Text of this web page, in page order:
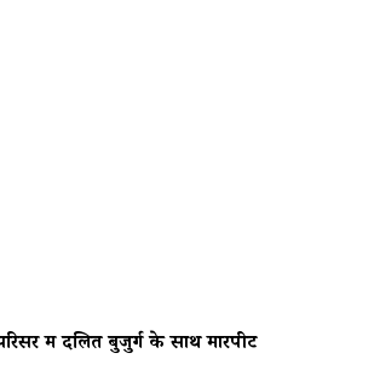
में दलित बुजुर्ग के साथ मारपीट